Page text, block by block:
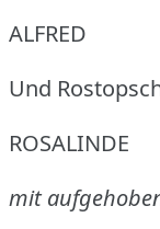
ALFRED
Und
ROSALINDE
mit